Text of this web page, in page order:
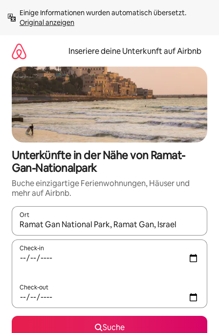
Inhalten
springenOriginal anzeigen
Inseriere deine Unterkunft auf Airbnb
Unterkünfte in der Nähe von Ramat-
Gan-Nationalpark
Buche einzigartige Ferienwohnungen, Häuser und
mehr auf Airbnb.
Ort
Wenn Ergebnisse verfügbar sind, navigiere mit den
Check-in
Check-out
Suche